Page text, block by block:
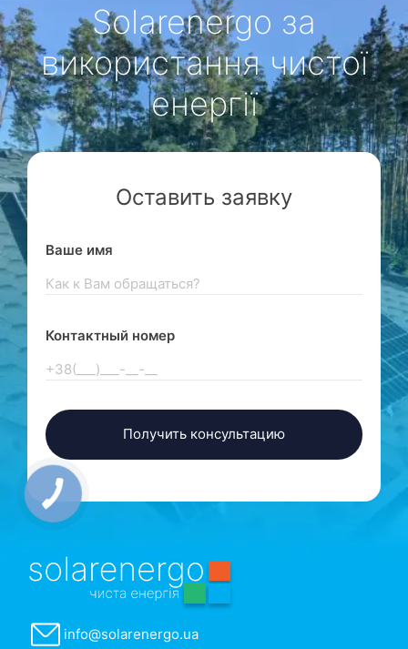
Solarenergo за
використання чистої
енергії
Оставить заявку
Ваше имя
Контактный номер
info@solarenergo.ua